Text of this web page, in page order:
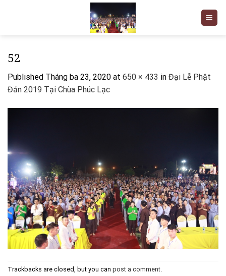
52
Published Tháng ba 23, 2020 at 650 × 433 in Đại Lễ Phật
Đản 2019 Tại Chùa Phúc Lạc
Trackbacks are closed, but you can post a comment.